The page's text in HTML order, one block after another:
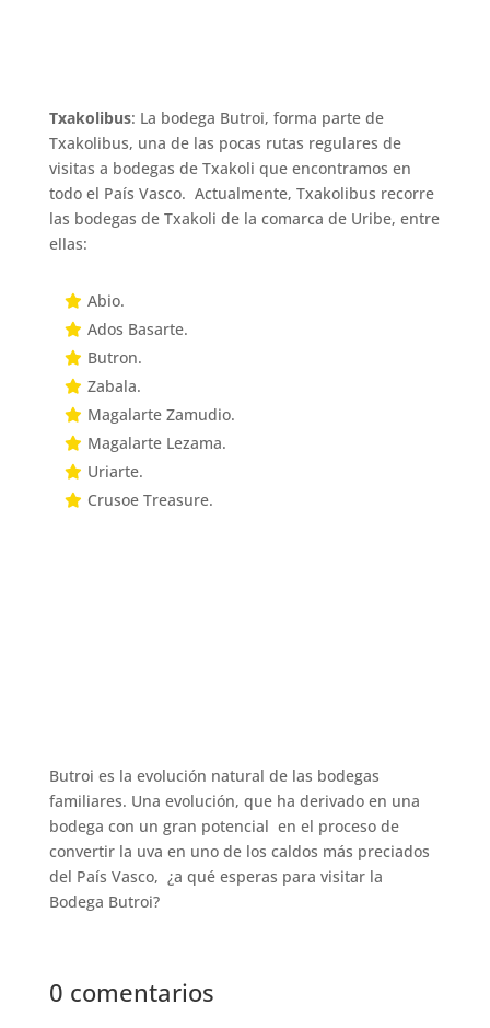
Txakolibus: La bodega Butroi, forma parte de
Txakolibus, una de las pocas rutas regulares de
visitas a bodegas de Txakoli que encontramos en
todo el País Vasco. Actualmente, Txakolibus recorre
las bodegas de Txakoli de la comarca de Uribe, entre
ellas:
Abio.
Ados Basarte.
Butron.
Zabala.
Magalarte Zamudio.
Magalarte Lezama.
Uriarte.
Crusoe Treasure.
Butroi es la evolución natural de las bodegas
familiares. Una evolución, que ha derivado en una
bodega con un gran potencial en el proceso de
convertir la uva en uno de los caldos más preciados
del País Vasco, ¿a qué esperas para visitar la
Bodega Butroi?
0 comentarios